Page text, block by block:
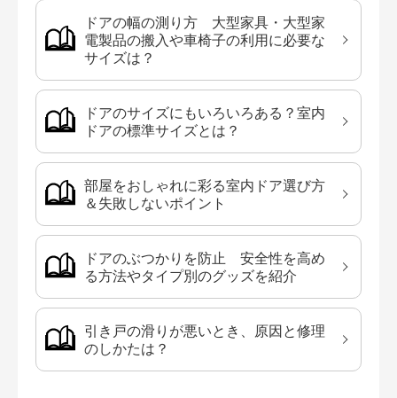
ドアの幅の測り方 大型家具・大型家
電製品の搬入や車椅子の利用に必要な
サイズは？
ドアのサイズにもいろいろある？室内
ドアの標準サイズとは？
部屋をおしゃれに彩る室内ドア選び方
＆失敗しないポイント
ドアのぶつかりを防止 安全性を高め
る方法やタイプ別のグッズを紹介
引き戸の滑りが悪いとき、原因と修理
のしかたは？